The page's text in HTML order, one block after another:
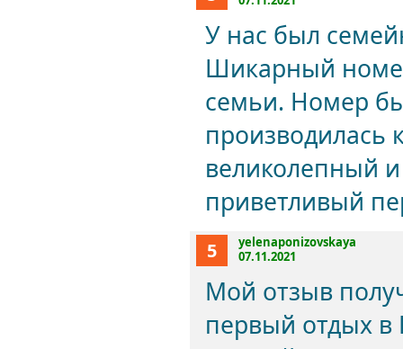
У нас был
Шикарный
семьи. Номер
производилась
великолепный
приветливый
5
yelenaponizovskaya
07.11.2021
Мой отзыв
первый отдых в